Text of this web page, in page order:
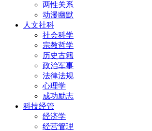
两性关系
动漫幽默
人文社科
社会科学
宗教哲学
历史古籍
政治军事
法律法规
心理学
成功励志
科技经管
经济学
经营管理